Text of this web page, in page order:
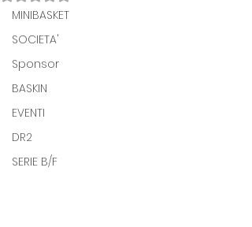
MINIBASKET
SOCIETA'
Sponsor
BASKIN
EVENTI
DR2
SERIE B/F